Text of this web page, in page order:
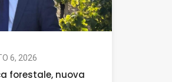
6, 2026
forestale, nuova